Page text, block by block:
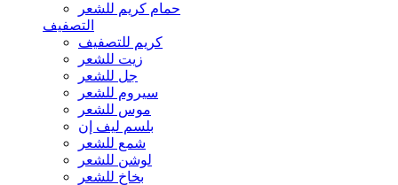
حمام كريم للشعر
التصفيف
كريم للتصفيف
زيت للشعر
جل للشعر
سيروم للشعر
موس للشعر
بلسم ليف إن
شمع للشعر
لوشن للشعر
بخاخ للشعر